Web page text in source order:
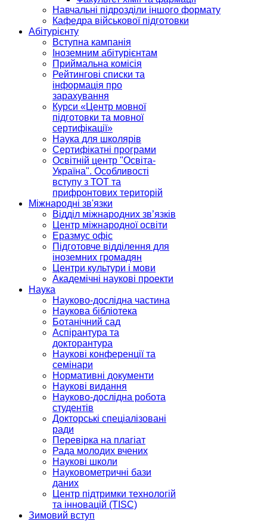
Навчальні підрозділи іншого формату
Кафедра військової підготовки
Абітурієнту
Вступна кампанія
Іноземним абітурієнтам
Приймальна комісія
Рейтингові списки та
інформація про
зарахування
Курси «Центр мовної
підготовки та мовної
сертифікації»
Наука для школярів
Сертифікатні програми
Освітній центр "Освіта-
Україна". Особливості
вступу з ТОТ та
прифронтових територій
Міжнародні зв'язки
Відділ міжнародних зв’язків
Центр міжнародної освіти
Еразмус офіс
Підготовче відділення для
іноземних громадян
Центри культури і мови
Академічні наукові проекти
Наука
Науково-дослідна частина
Наукова бібліотека
Ботанічний сад
Аспірантура та
докторантура
Наукові конференції та
семінари
Нормативні документи
Наукові видання
Науково-дослідна робота
студентів
Докторські спеціалізовані
ради
Перевірка на плагіат
Рада молодих вчених
Наукові школи
Науковометричні бази
даних
Центр підтримки технологій
та інновацій (TISC)
Зимовий вступ